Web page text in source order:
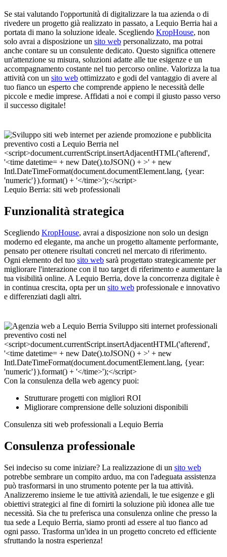
Se stai valutando l'opportunità di digitalizzare la tua azienda o di
rivedere un progetto già realizzato in passato, a Lequio Berria hai a
portata di mano la soluzione ideale. Scegliendo KropHouse, non
solo avrai a disposizione un sito web personalizzato, ma potrai
anche contare su un consulente dedicato. Questo significa ottenere
un'attenzione su misura, soluzioni adatte alle tue esigenze e un
accompagnamento costante nel tuo percorso online. Valorizza la tua
attività con un sito web ottimizzato e godi del vantaggio di avere al
tuo fianco un esperto che comprende appieno le necessità delle
piccole e medie imprese. Affidati a noi e compi il giusto passo verso
il successo digitale!
Lequio Berria: siti web professionali
Funzionalità strategica
Scegliendo KropHouse, avrai a disposizione non solo un design
moderno ed elegante, ma anche un progetto altamente performante,
pensato per ottenere risultati concreti nel mercato di riferimento.
Ogni elemento del tuo sito web sarà progettato strategicamente per
migliorare l'interazione con il tuo target di riferimento e aumentare la
tua visibilità online. A Lequio Berria, dove la concorrenza digitale è
in continua crescita, opta per un sito web professionale e innovativo
e differenziati dagli altri.
Con la consulenza della web agency puoi:
Strutturare progetti con migliori ROI
Migliorare comprensione delle soluzioni disponibili
Consulenza siti web professionali a Lequio Berria
Consulenza professionale
Sei indeciso su come iniziare? La realizzazione di un sito web
potrebbe sembrare un compito arduo, ma con l'adeguata assistenza
può trasformarsi in uno strumento potente per la tua attività.
Analizzeremo insieme le tue attività aziendali, le tue esigenze e gli
obiettivi strategici al fine di fornirti la soluzione più idonea alle tue
necessità. Sia che tu preferisca una consulenza online che presso la
tua sede a Lequio Berria, siamo pronti ad essere al tuo fianco ad
ogni passo. Trasforma un'idea in un progetto concreto ed efficiente
sfruttando la nostra esperienza!